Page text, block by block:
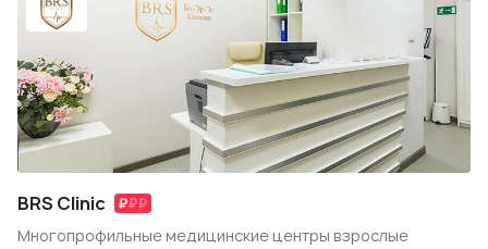
BRS Clinic
Многопрофильные медицинские центры взрослые